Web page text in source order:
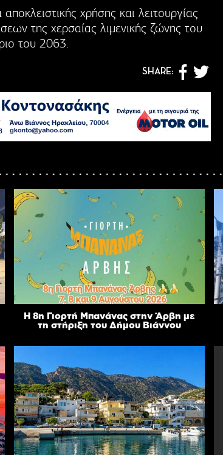
χρήσης και λειτουργίας
της χερσαίας λιμενικής ζώνης του
του 2063.
SHARE:
Η 8η Γιορτή Μπανάνας στην Άρβη με
τη στήριξη του Δήμου Βιάννου